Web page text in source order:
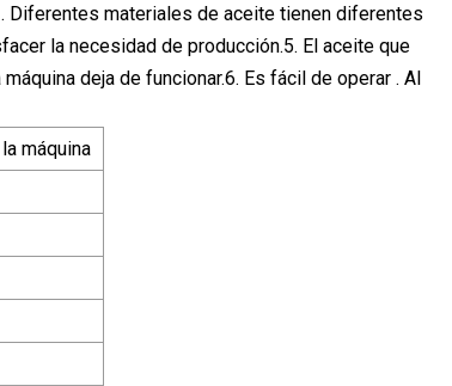
Diferentes materiales de aceite tienen diferentes
la necesidad de producción.5. El aceite que
deja de funcionar.6. Es fácil de operar . Al
máquina